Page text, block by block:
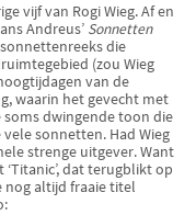
vijf van Rogi Wieg. Af en
Andreus’ Sonnetten
die
(zou Wieg
van de
waarin het gevecht met
dwingende toon die
sonnetten. Had Wieg
strenge uitgever. Want
dat terugblikt op
nog altijd fraaie titel